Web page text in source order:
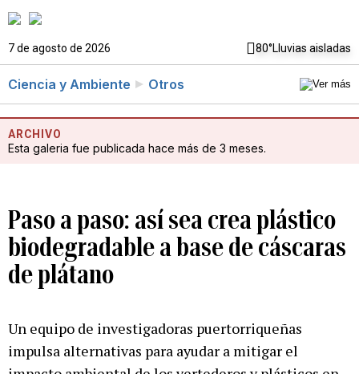
7 de agosto de 2026 80°Lluvias aisladas
Ciencia y Ambiente Otros
ARCHIVO
Esta galeria fue publicada hace más de 3 meses.
Paso a paso: así sea crea plástico
biodegradable a base de cáscaras
de plátano
Un equipo de investigadoras puertorriqueñas
impulsa alternativas para ayudar a mitigar el